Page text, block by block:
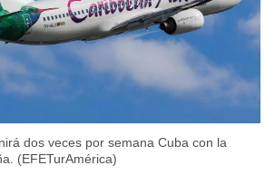
dos veces por semana Cuba con la
(EFETurAmérica)